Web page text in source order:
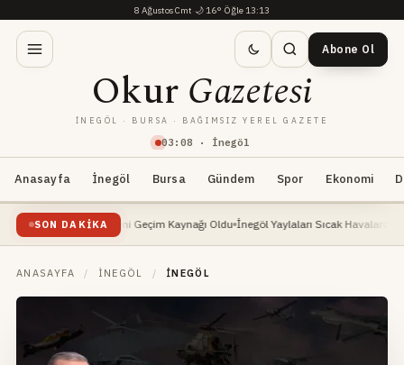
8 Ağustos Cmt·🌙 16°·Öğle 13:13
03 : 08 · İnegöl
OkurGazetesi
İNEGÖL · BURSA · BAĞIMSIZ YEREL GAZETE
Abone Ol
Anasayfa İnegöl Bursa Gündem Spor Ekonomi
SON DAKIKA
Yeni Geçim Kaynağı Oldu İnegöl Yaylaları Sıcak Havalarda Doğa
ANASAYFA / İNEGÖL / İNEGÖL